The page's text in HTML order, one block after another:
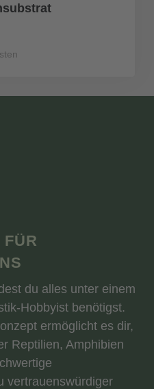
FÜR
du alles unter einem
Hobbyist benötigst.
ermöglicht es dir,
Reptilien, Amphibien
vertrauenswürdiger